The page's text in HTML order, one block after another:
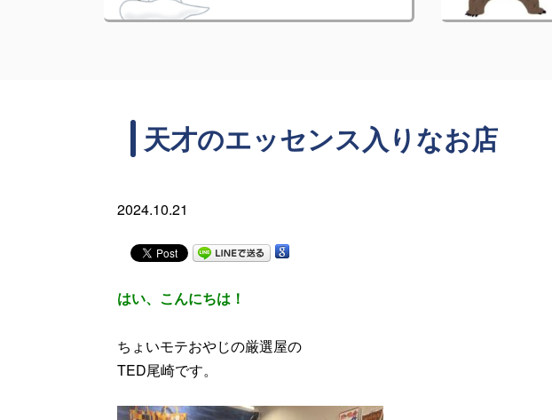
天才のエッセンス入りなお店
2024.10.21
はい、こんにちは！
ちょいモテおやじの厳選屋の
TED尾崎です。